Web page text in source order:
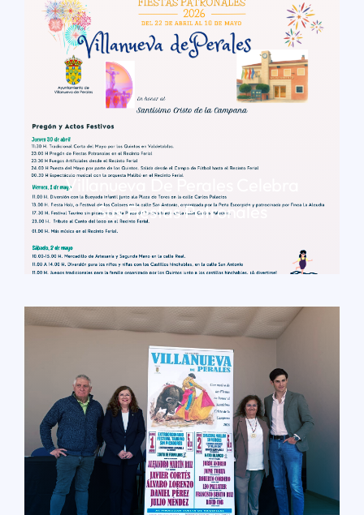
Villanueva De Perales Celebra
Sus Fiestas Patronales
LEER MÁS